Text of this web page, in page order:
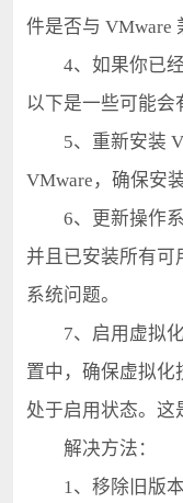
件是否与 VMware
4、如果你已经
以下是一些可能会
5、重新安装
VMware，确保安
6、更新操作系
并且已安装所有可
系统问题。
7、启用虚拟化
置中，确保虚拟化
处于启用状态。这
解决方法：
1、移除旧版本